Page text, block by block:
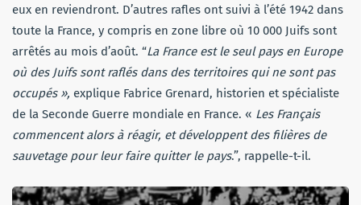
eux en reviendront. D’autres rafles ont suivi à l’été 1942 dans
toute la France, y compris en zone libre où 10 000 Juifs sont
arrêtés au mois d’août. “La France est le seul pays en Europe
où des Juifs sont raflés dans des territoires qui ne sont pas
occupés », explique Fabrice Grenard, historien et spécialiste
de la Seconde Guerre mondiale en France. « Les Français
commencent alors à réagir, et développent des filières de
sauvetage pour leur faire quitter le pays.”, rappelle-t-il.